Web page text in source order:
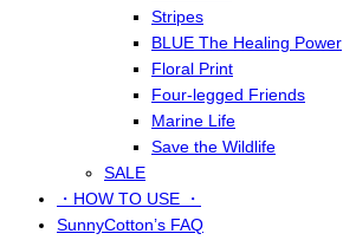
Stripes
BLUE The Healing Power
Floral Print
Four-legged Friends
Marine Life
Save the Wildlife
SALE
・HOW TO USE ・
SunnyCotton’s FAQ